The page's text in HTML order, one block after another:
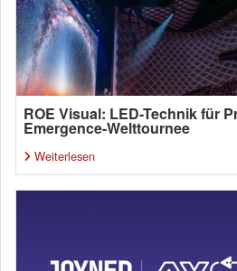
ROE Visual: LED-Technik für
Emergence-Welttournee
Weiterlesen